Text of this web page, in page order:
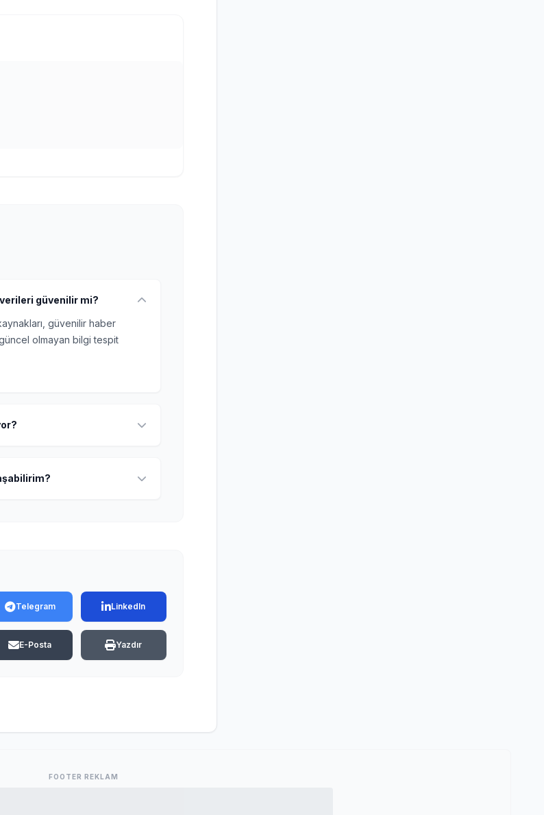
güvenilir mi?
güvenilir haber
olmayan bilgi tespit
Telegram LinkedIn
E-Posta Yazdır
FOOTER REKLAM